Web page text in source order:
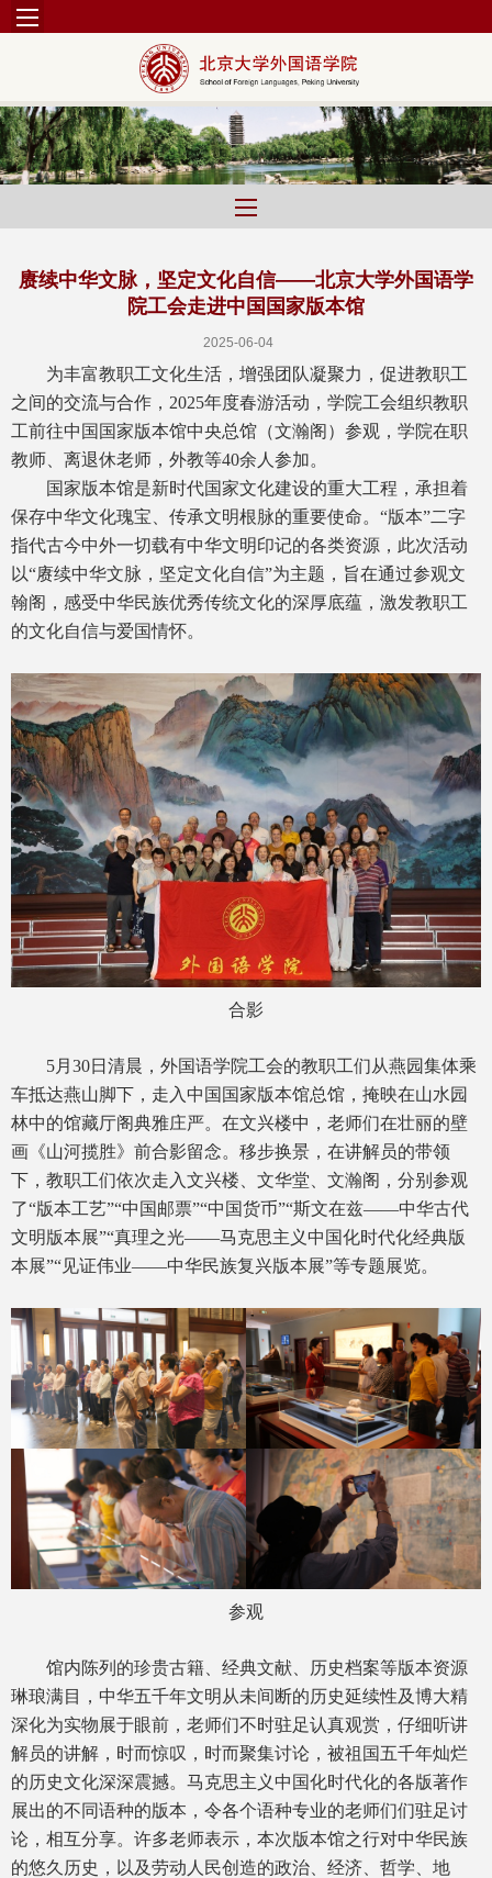
赓续中华文脉，坚定文化自信——北京大学外国语学
院工会走进中国国家版本馆
2025-06-04
为丰富教职工文化生活，增强团队凝聚力，促进教职工
之间的交流与合作，2025年度春游活动，学院工会组织教职
工前往中国国家版本馆中央总馆（文瀚阁）参观，学院在职
教师、离退休老师，外教等40余人参加。
国家版本馆是新时代国家文化建设的重大工程，承担着
保存中华文化瑰宝、传承文明根脉的重要使命。“版本”二字
指代古今中外一切载有中华文明印记的各类资源，此次活动
以“赓续中华文脉，坚定文化自信”为主题，旨在通过参观文
翰阁，感受中华民族优秀传统文化的深厚底蕴，激发教职工
的文化自信与爱国情怀。
合影
5月30日清晨，外国语学院工会的教职工们从燕园集体乘
车抵达燕山脚下，走入中国国家版本馆总馆，掩映在山水园
林中的馆藏厅阁典雅庄严。在文兴楼中，老师们在壮丽的壁
画《山河揽胜》前合影留念。移步换景，在讲解员的带领
下，教职工们依次走入文兴楼、文华堂、文瀚阁，分别参观
了“版本工艺”“中国邮票”“中国货币”“斯文在兹——中华古代
文明版本展”“真理之光——马克思主义中国化时代化经典版
本展”“见证伟业——中华民族复兴版本展”等专题展览。
参观
馆内陈列的珍贵古籍、经典文献、历史档案等版本资源
琳琅满目，中华五千年文明从未间断的历史延续性及博大精
深化为实物展于眼前，老师们不时驻足认真观赏，仔细听讲
解员的讲解，时而惊叹，时而聚集讨论，被祖国五千年灿烂
的历史文化深深震撼。马克思主义中国化时代化的各版著作
展出的不同语种的版本，令各个语种专业的老师们们驻足讨
论，相互分享。许多老师表示，本次版本馆之行对中华民族
的悠久历史，以及劳动人民创造的政治、经济、哲学、地